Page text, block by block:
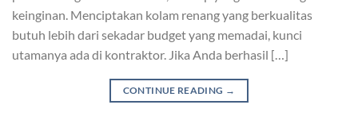
keinginan. Menciptakan kolam renang yang berkualitas
butuh lebih dari sekadar budget yang memadai, kunci
utamanya ada di kontraktor. Jika Anda berhasil […]
CONTINUE READING →